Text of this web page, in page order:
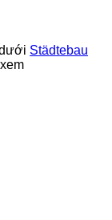
Städtebau